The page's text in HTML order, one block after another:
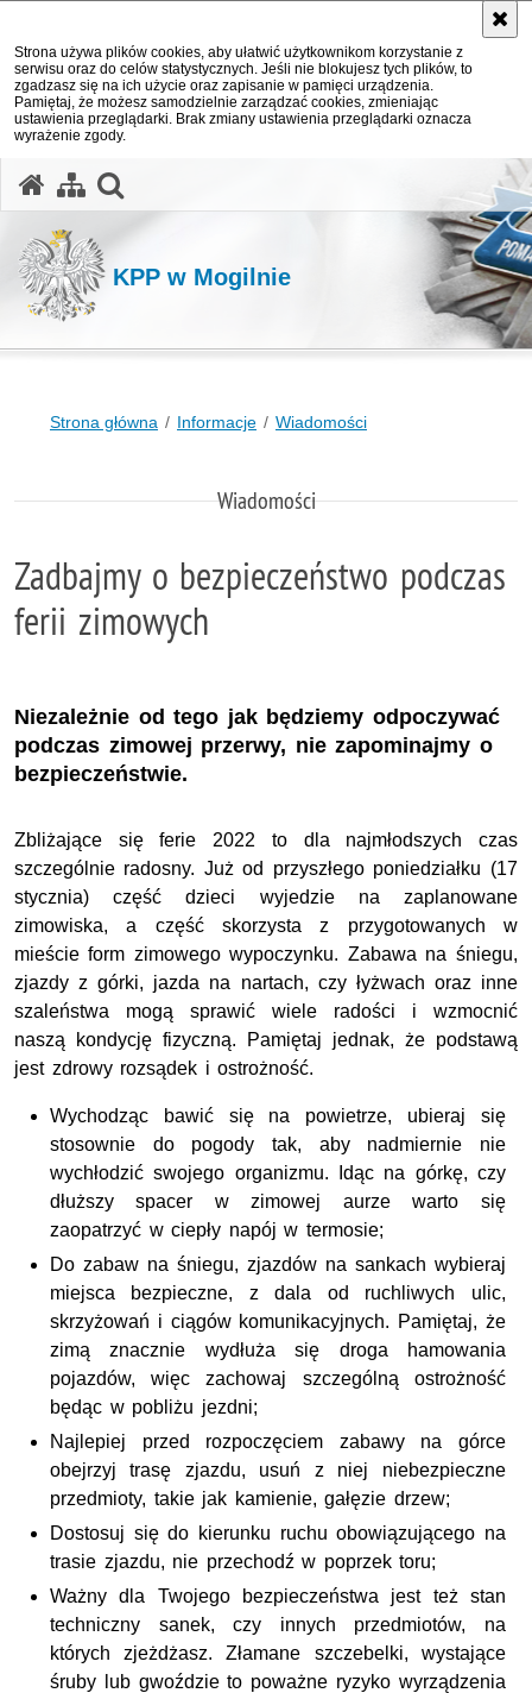
Strona używa plików cookies, aby ułatwić użytkownikom korzystanie z
serwisu oraz do celów statystycznych. Jeśli nie blokujesz tych plików, to
zgadzasz się na ich użycie oraz zapisanie w pamięci urządzenia.
Pamiętaj, że możesz samodzielnie zarządzać cookies, zmieniając
ustawienia przeglądarki. Brak zmiany ustawienia przeglądarki oznacza
wyrażenie zgody.
KPP w Mogilnie
Strona główna Informacje Wiadomości
Wiadomości
Zadbajmy o bezpieczeństwo podczas
ferii zimowych
Niezależnie od tego jak będziemy odpoczywać
podczas zimowej przerwy, nie zapominajmy o
bezpieczeństwie.
Zbliżające się ferie 2022 to dla najmłodszych czas
szczególnie radosny. Już od przyszłego poniedziałku (17
stycznia) część dzieci wyjedzie na zaplanowane
zimowiska, a część skorzysta z przygotowanych w
mieście form zimowego wypoczynku. Zabawa na śniegu,
zjazdy z górki, jazda na nartach, czy łyżwach oraz inne
szaleństwa mogą sprawić wiele radości i wzmocnić
naszą kondycję fizyczną. Pamiętaj jednak, że podstawą
jest zdrowy rozsądek i ostrożność.
Wychodząc bawić się na powietrze, ubieraj się
stosownie do pogody tak, aby nadmiernie nie
wychłodzić swojego organizmu. Idąc na górkę, czy
dłuższy spacer w zimowej aurze warto się
zaopatrzyć w ciepły napój w termosie;
Do zabaw na śniegu, zjazdów na sankach wybieraj
miejsca bezpieczne, z dala od ruchliwych ulic,
skrzyżowań i ciągów komunikacyjnych. Pamiętaj, że
zimą znacznie wydłuża się droga hamowania
pojazdów, więc zachowaj szczególną ostrożność
będąc w pobliżu jezdni;
Najlepiej przed rozpoczęciem zabawy na górce
obejrzyj trasę zjazdu, usuń z niej niebezpieczne
przedmioty, takie jak kamienie, gałęzie drzew;
Dostosuj się do kierunku ruchu obowiązującego na
trasie zjazdu, nie przechodź w poprzek toru;
Ważny dla Twojego bezpieczeństwa jest też stan
techniczny sanek, czy innych przedmiotów, na
których zjeżdżasz. Złamane szczebelki, wystające
śruby lub gwoździe to poważne ryzyko wyrządzenia